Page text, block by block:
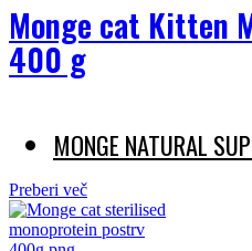
Monge cat Kitten
400 g
MONGE NATURAL
Preberi več